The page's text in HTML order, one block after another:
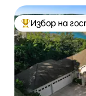
Най-Избор на